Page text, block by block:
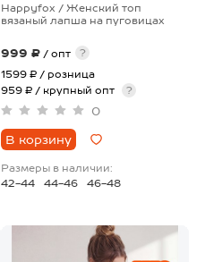
Happyfox / Женский топ
вязаный лапша на пуговицах
999 ₽ / опт
?
1599 ₽ / розница
959 ₽ / крупный опт
?
0
В корзину
Размеры в наличии:
42-44
44-46 46-48